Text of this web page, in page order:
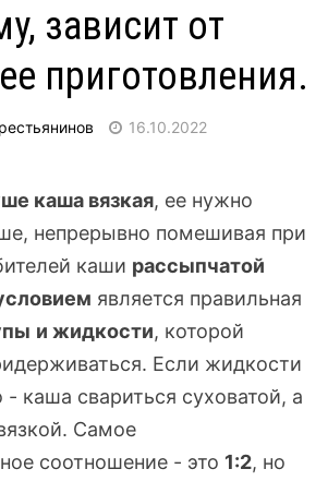
зависит от
приготовления.
16.10.2022
каша вязкая, ее нужно
непрерывно помешивая при
каши рассыпчатой
является правильная
и жидкости, которой
Если жидкости
каша свариться суховатой, а
Самое
соотношение - это 1:2, но